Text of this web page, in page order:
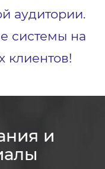
аудитории.
системы на
клиентов!
и